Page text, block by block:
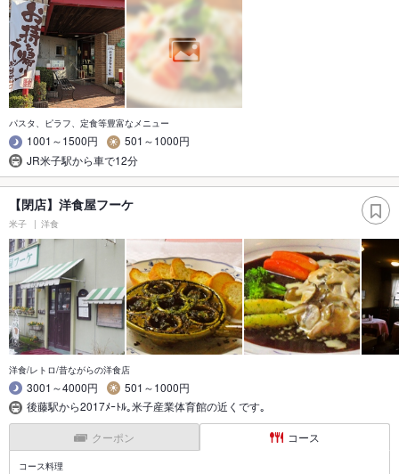
パスタ、ピラフ、定食等豊富なメニュー
1001～1500円
501～1000円
JR米子駅から車で12分
【閉店】洋食屋フーケ
米子 洋食
洋食/レトロ/昔ながらの洋食店
3001～4000円
501～1000円
後藤駅から2017ﾒｰﾄﾙ｡米子産業体育館の近くです｡
クーポン コース
コース料理